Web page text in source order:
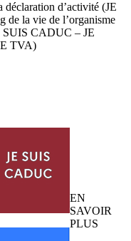
déclaration d’activité (JE
la vie de l’organisme
SUIS CADUC – JE
TVA)
EN
SAVOIR
PLUS